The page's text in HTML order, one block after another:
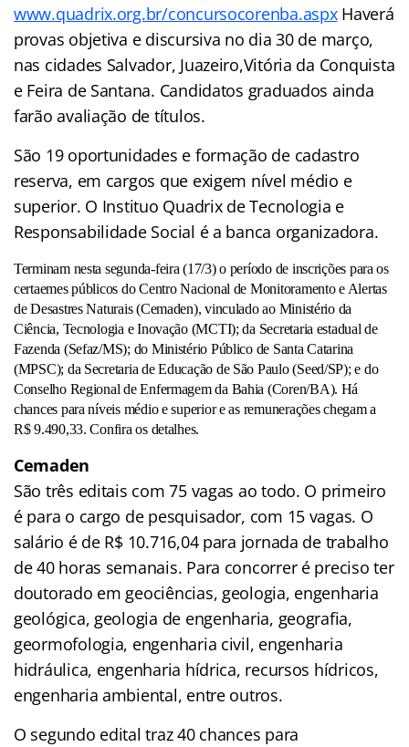
www.quadrix.org.br/concursocorenba.aspxHaverá
provas objetiva e discursiva no dia 30 de março,
nas cidades Salvador, Juazeiro,Vitória da Conquista
e Feira de Santana. Candidatos graduados ainda
farão avaliação de títulos.
São 19 oportunidades e formação de cadastro
reserva, em cargos que exigem nível médio e
superior. O Instituo Quadrix de Tecnologia e
Responsabilidade Social é a banca organizadora.
Terminam nesta segunda-feira (17/3) o período de inscrições para os
certaemes públicos do Centro Nacional de Monitoramento e Alertas
de Desastres Naturais (Cemaden), vinculado ao Ministério da
Ciência, Tecnologia e Inovação (MCTI); da Secretaria estadual de
Fazenda (Sefaz/MS); do Ministério Público de Santa Catarina
(MPSC); da Secretaria de Educação de São Paulo (Seed/SP); e do
Conselho Regional de Enfermagem da Bahia (Coren/BA). Há
chances para níveis médio e superior e as remunerações chegam a
R$ 9.490,33. Confira os detalhes.
Cemaden
São três editais com 75 vagas ao todo. O primeiro
é para o cargo de pesquisador, com 15 vagas. O
salário é de R$ 10.716,04 para jornada de trabalho
de 40 horas semanais. Para concorrer é preciso ter
doutorado em geociências, geologia, engenharia
geológica, geologia de engenharia, geografia,
geormofologia, engenharia civil, engenharia
hidráulica, engenharia hídrica, recursos hídricos,
engenharia ambiental, entre outros.
O segundo edital traz 40 chances para